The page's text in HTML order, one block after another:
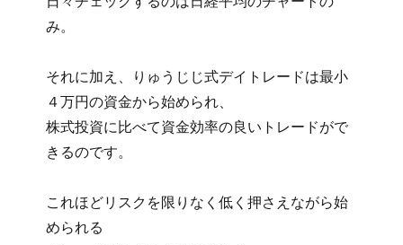
み。
それに加え、りゅうじじ式デイトレードは最小
４万円の資金から始められ、
株式投資に比べて資金効率の良いトレードがで
きるのです。
これほどリスクを限りなく低く押さえながら始
められる